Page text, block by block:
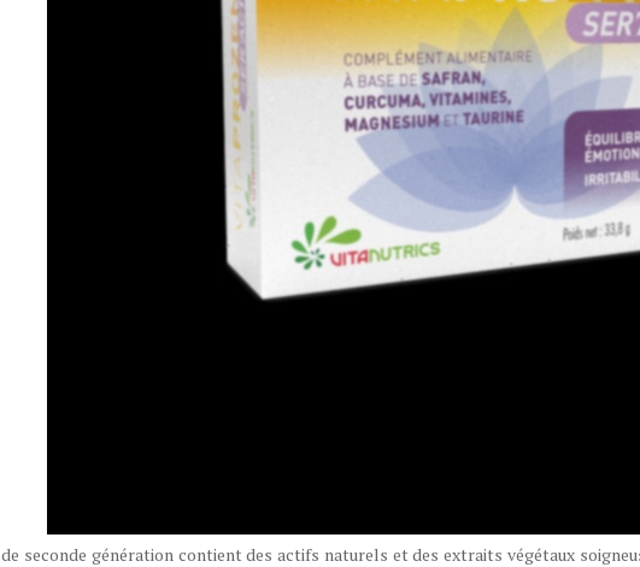
de seconde génération contient des actifs naturels et des extraits végétaux